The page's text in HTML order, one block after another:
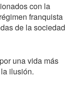
con la
franquista
de la sociedad
una vida más
ilusión.